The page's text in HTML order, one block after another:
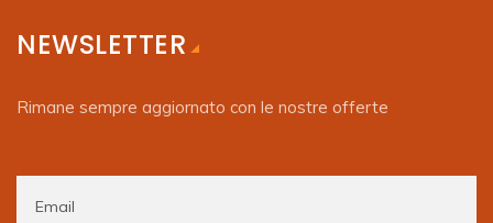
NEWSLETTER
Rimane sempre aggiornato con le nostre offerte